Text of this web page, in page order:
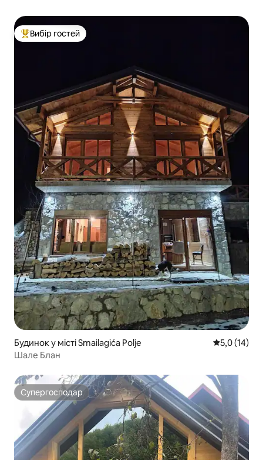
Топ вибір гостей
Вибір гостей
Будинок у місті Smailagića Polje Середня
5,0 (14)
Шале Блан
Супергосподар
Супергосподар